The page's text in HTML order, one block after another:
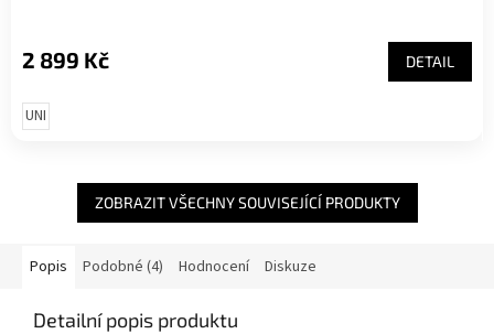
2 899 Kč DETAIL
UNI
ZOBRAZIT VŠECHNY SOUVISEJÍCÍ PRODUKTY
Popis Podobné (4) Hodnocení Diskuze
Detailní popis produktu